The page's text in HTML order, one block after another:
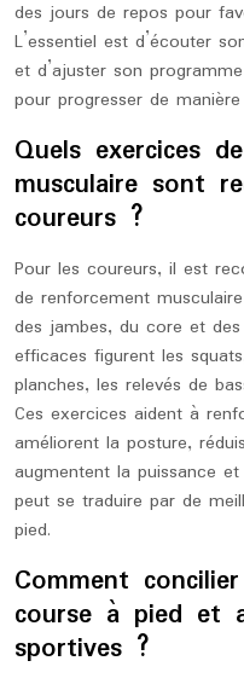
des jours de repos pour
L’essentiel est d’écouter
et d’ajuster son
pour progresser de
Quels exercices
musculaire sont
coureurs ?
Pour les coureurs, il est
de renforcement
des jambes, du core et
efficaces figurent les
planches, les relevés de
Ces exercices aident à
améliorent la posture,
augmentent la puissance
peut se traduire par de
pied.
Comment
course à pied et
sportives ?